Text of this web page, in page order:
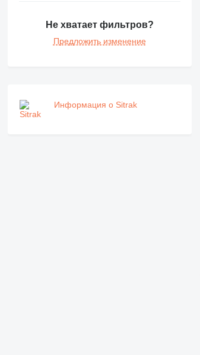
Не хватает фильтров?
Предложить изменение
Информация о Sitrak